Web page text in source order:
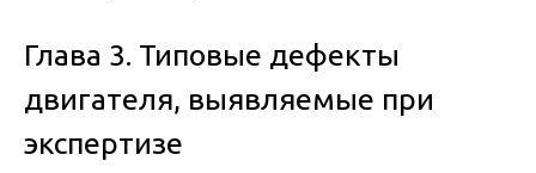
Глава 3. Типовые дефекты
двигателя, выявляемые при
экспертизе